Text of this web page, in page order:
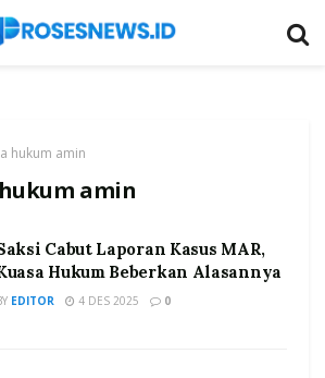
hukum amin
amin
Cabut Laporan Kasus MAR,
Hukum Beberkan Alasannya
EDITOR 4 DES 2025 0